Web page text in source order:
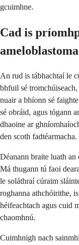
gcuimhne.
Cad is
An rud is tábhachtaí le
bhfuil sé
nuair a bhíonn sé
sé obráid, agus tógann
dhaoine ar
den scoth fadtéarmacha.
Déanann braite luath
Má thugann tú faoi
le soláthraí cúraim
roghanna athchóirithe,
héifeachtach agus cuid
chaomhnú.
Cuimhnigh nach